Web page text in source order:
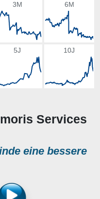
3M 6M
5J 10J
Services
eine bessere